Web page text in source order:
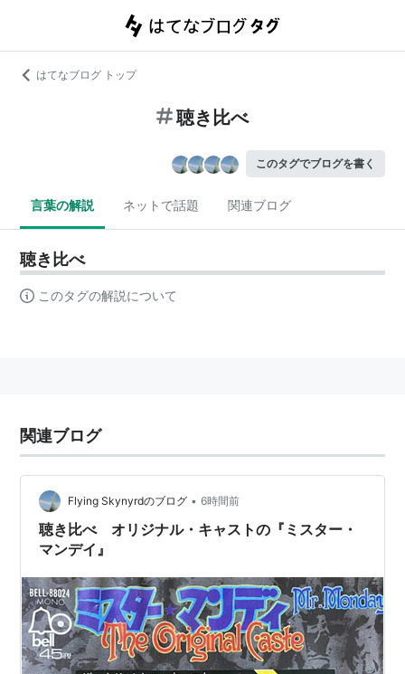
はてなブログ トップ
聴き比べ
このタグでブログを書く
言葉の解説 ネットで話題 関連ブログ
聴き比べ
このタグの解説について
関連ブログ
Flying Skynyrdのブログ • 6時間前
聴き比べ オリジナル・キャストの『ミスター・
マンデイ』